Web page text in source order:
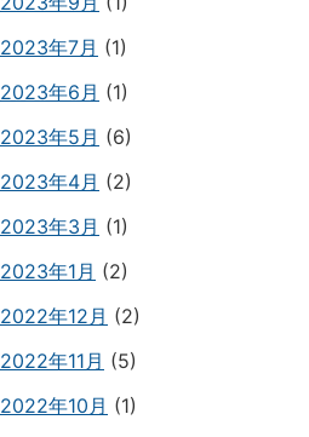
2023年7月 (1)
2023年6月 (1)
2023年5月 (6)
2023年4月 (2)
2023年3月 (1)
2023年1月 (2)
2022年12月 (2)
2022年11月 (5)
2022年10月 (1)